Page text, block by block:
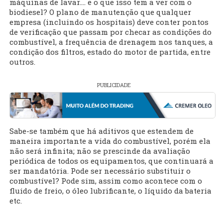
máquinas de lavar.... e o que isso tem a ver com o
biodiesel? O plano de manutenção que qualquer
empresa (incluindo os hospitais) deve conter pontos
de verificação que passam por checar as condições do
combustível, a frequência de drenagem nos tanques, a
condição dos filtros, estado do motor de partida, entre
outros.
PUBLICIDADE
Sabe-se também que há aditivos que estendem de
maneira importante a vida do combustível, porém ela
não será infinita; não se prescinde da avaliação
periódica de todos os equipamentos, que continuará a
ser mandatória. Pode ser necessário substituir o
combustível? Pode sim, assim como acontece com o
fluido de freio, o óleo lubrificante, o líquido da bateria
etc.